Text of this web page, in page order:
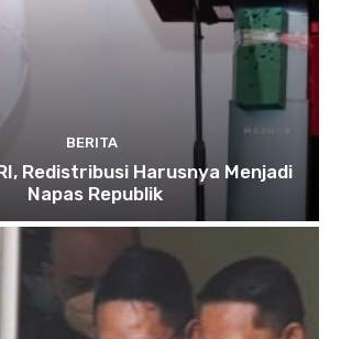
BERITA
Redistribusi Harusnya Menjadi
Napas Republik